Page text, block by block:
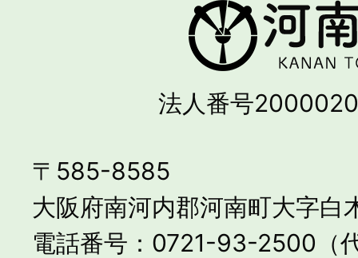
法人番号
〒585-8585
大阪府南河内郡河南町大字白
電話番号：0721-93-2500（